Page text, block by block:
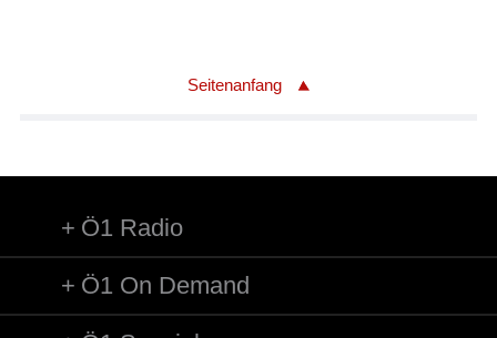
Seitenanfang
Ö1 Radio
Ö1 On Demand